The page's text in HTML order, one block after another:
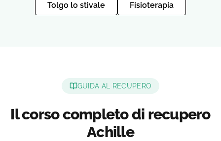
Tolgo lo stivale Fisioterapia
GUIDA AL RECUPERO
Il corso completo di recupero
Achille